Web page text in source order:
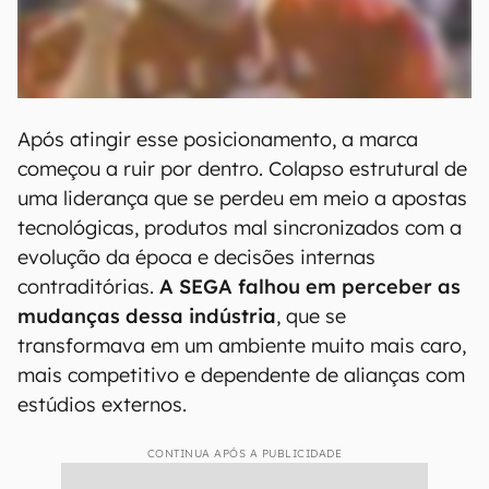
Após atingir esse posicionamento, a marca
começou a ruir por dentro. Colapso estrutural de
uma liderança que se perdeu em meio a apostas
tecnológicas, produtos mal sincronizados com a
evolução da época e decisões internas
contraditórias. A SEGA falhou em perceber as
mudanças dessa indústria, que se
transformava em um ambiente muito mais caro,
mais competitivo e dependente de alianças com
estúdios externos.
CONTINUA APÓS A PUBLICIDADE